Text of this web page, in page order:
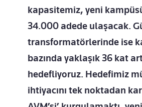
kapasitemiz, yeni
34.000 adede ulaşacak.
transformatörlerinde ise
bazında yaklaşık 36 kat
hedefliyoruz. Hedefimiz
ihtiyacını tek noktadan